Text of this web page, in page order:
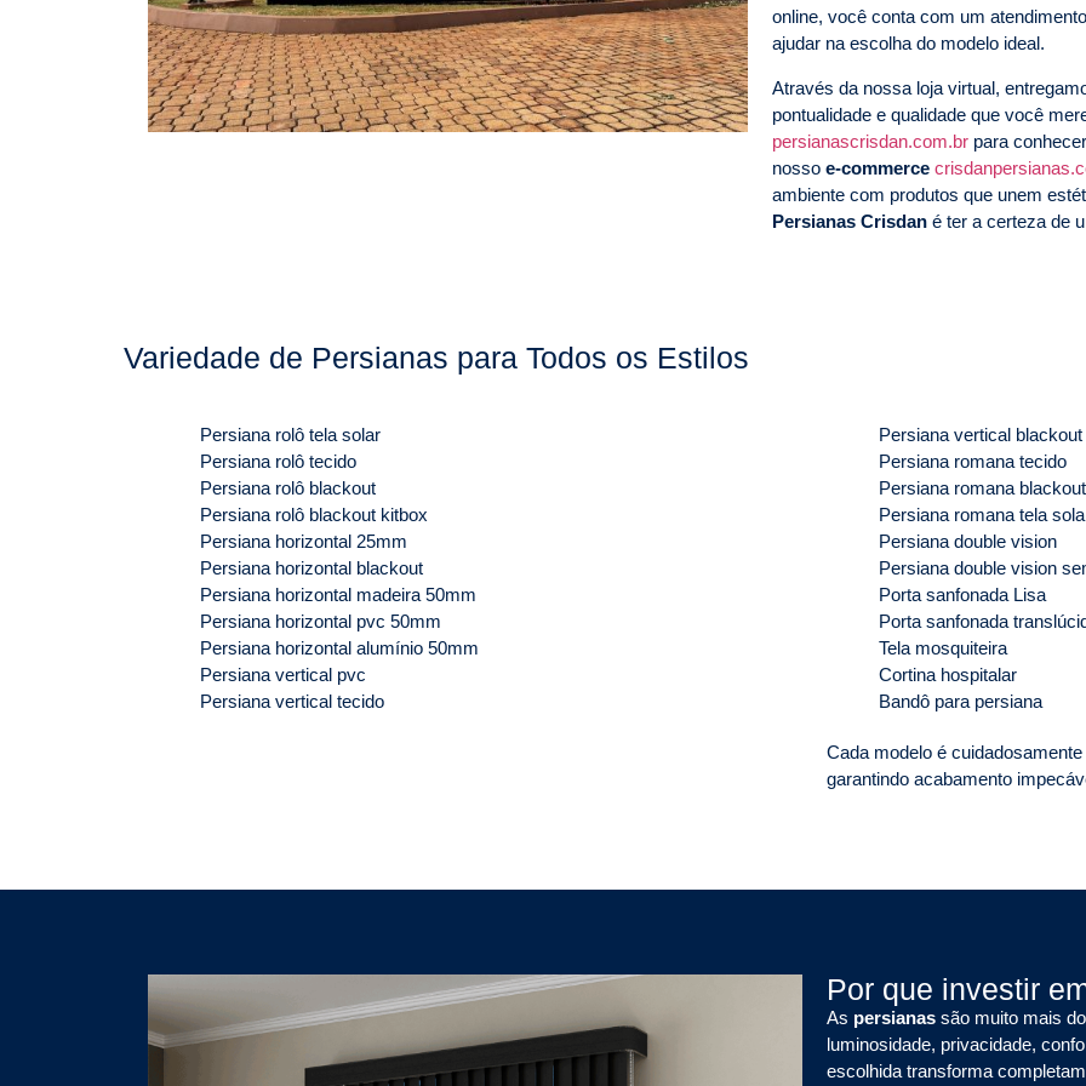
online, você conta com um
ajudar na escolha do modelo ideal.
Através da nossa loja virtual,
pontualidade e qualidade que você
persianascrisdan.com.brpara
nosso e-commerce
ambiente com produtos que unem
Persianas Crisdané ter a certeza de
Variedade de Persianas para Todos os Estilos
Persiana rolô tela solar
Persiana rolô tecido
Persiana rolô blackout
Persiana rolô blackout kitbox
Persiana horizontal 25mm
Persiana horizontal blackout
Persiana horizontal madeira 50mm
Persiana horizontal pvc 50mm
Persiana horizontal alumínio 50mm
Persiana vertical pvc
Persiana vertical tecido
Persiana vertical blackout
Persiana romana tecido
Persiana romana blackout
Persiana romana tela
Persiana double vision
Persiana double vision
Porta sanfonada Lisa
Porta sanfonada
Tela mosquiteira
Cortina hospitalar
Bandô para persiana
Cada modelo é
garantindo acabamento
Por que investir
As persianas são muito mais
luminosidade, privacidade,
escolhida transforma